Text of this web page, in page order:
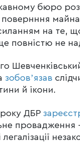
бюро
повернння
на те,
повністю не
зобовʼязав
й ікони.
року ДБР